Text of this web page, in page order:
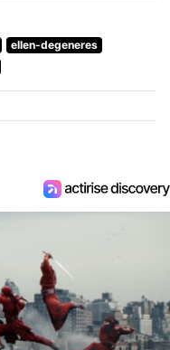
ellen-degeneres